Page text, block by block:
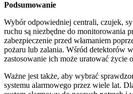
Podsumowanie
Wybór odpowiedniej centrali, czujek,
ruchu są niezbędne do monitorowania
zabezpieczenie przed włamaniem
pożaru lub zalania. Wśród detektorów
zastosowanie ich może uratować życie
Ważne jest także, aby wybrać
systemu alarmowego przez wiele lat.